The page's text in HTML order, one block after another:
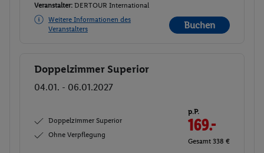
Veranstalter: DERTOUR International
Weitere Informationen des
Veranstalters
Buchen
Buchen
Doppelzimmer Superior
04.01. - 06.01.2027
Doppelzimmer Superior
Ohne Verpflegung
p.P.
169.-
Gesamt 338 €